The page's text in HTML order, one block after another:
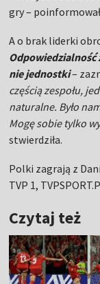
gry –
A o brak liderki
Odpowiedzialność
nie jednostki–
częścią zespołu,
naturalne. Było
Mogę sobie tylko
stwierdziła.
Polki zagrają z
TVP 1,
Czytaj też